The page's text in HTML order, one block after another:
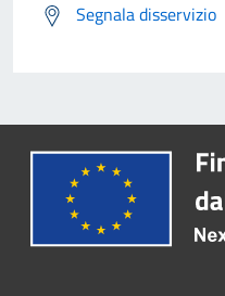
Segnala disservizio